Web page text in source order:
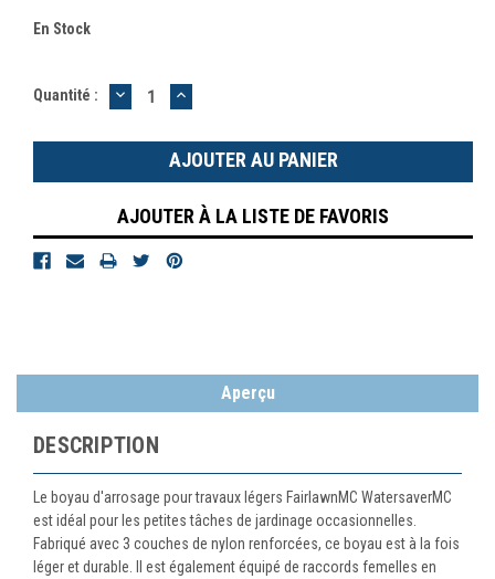
En Stock
Quantité : DIMINUER
LA
:
AUGMENTER
LA
:
AJOUTER À LA LISTE DE FAVORIS
Aperçu
DESCRIPTION
Le boyau d'arrosage pour travaux légers FairlawnMC WatersaverMC
est idéal pour les petites tâches de jardinage occasionnelles.
Fabriqué avec 3 couches de nylon renforcées, ce boyau est à la fois
léger et durable. Il est également équipé de raccords femelles en